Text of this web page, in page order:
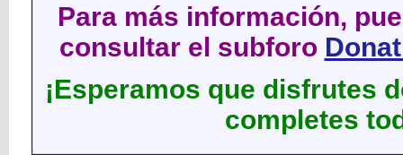
Para más información,
consultar el subforo
¡Esperamos que disfrutes
completes